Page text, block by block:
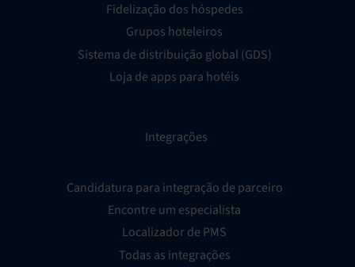
Fidelização dos hóspedes
Grupos hoteleiros
Sistema de distribuição global (GDS)
Loja de apps para hotéis
Integrações
Candidatura para integração de parceiro
Encontre um especialista
Localizador de PMS
Todas as integrações